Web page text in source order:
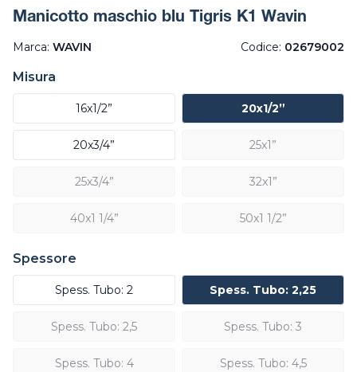
Manicotto maschio blu Tigris K1 Wavin
Marca: WAVIN Codice: 02679002
Misura
16x1/2” 20x1/2”
20x3/4” 25x1”
25x3/4” 32x1”
40x1 1/4” 50x1 1/2”
Spessore
Spess. Tubo: 2 Spess. Tubo: 2,25
Spess. Tubo: 2,5 Spess. Tubo: 3
Spess. Tubo: 4 Spess. Tubo: 4,5